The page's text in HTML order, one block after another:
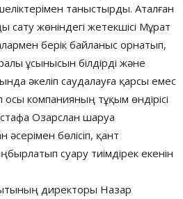
таныстырды. Аталған
жөніндегі жетекшісі Мұрат
берік байланыс орнатып,
ұсынысын білдірді және
әкеліп саудалауға қарсы емес
осы компанияның тұқым өндірісі
Озарслан шаруа
бөлісіп, қант
суару тиімдірек екенін
директоры Назар